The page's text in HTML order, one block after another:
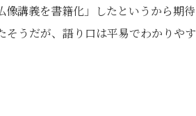
講義を書籍化」したというから期待
うだが、語り口は平易でわかりやす